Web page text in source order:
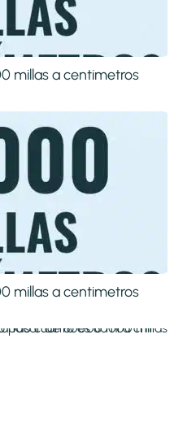
millas a centimetros
millas a centimetros